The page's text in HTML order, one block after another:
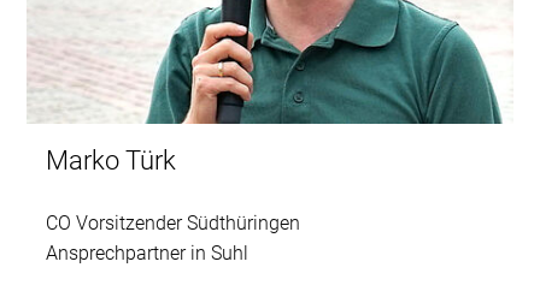
Marko Türk
CO Vorsitzender Südthüringen
Ansprechpartner in Suhl